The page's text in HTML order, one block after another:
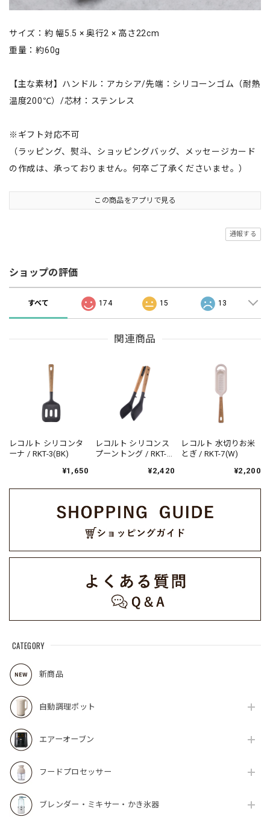
CATEGORY
新商品
自動調理ポット
エアーオーブン
フードプロセッサー
ブレンダー・ミキサー・かき氷器
サイズ：約 幅5.5 × 奥行2 × 高さ22cm
重量：約60g
【主な素材】ハンドル：アカシア/先端：シリコーンゴム（耐熱
温度200℃）/芯材：ステンレス
※ギフト対応不可
（ラッピング、熨斗、ショッピングバッグ、メッセージカード
の作成は、承っておりません。何卒ご了承くださいませ。）
この商品をアプリで見る
通報する
ショップの評価
すべて 174 15 13
関連商品
レコルト シリコンタ
ーナ / RKT-3(BK)
¥1,650
レコルト シリコンス
プーントング / RKT-
¥2,420
レコルト 水切りお米
とぎ / RKT-7(W)
¥2,200